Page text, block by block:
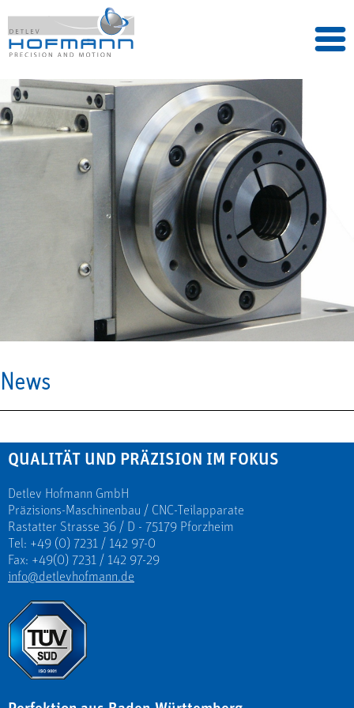
News
QUALITÄT UND PRÄZISION IM FOKUS
Detlev Hofmann GmbH
Präzisions-Maschinenbau / CNC-Teilapparate
Rastatter Strasse 36 / D - 75179 Pforzheim
Tel: +49 (0) 7231 / 142 97-0
Fax: +49(0) 7231 / 142 97-29
info@detlevhofmann.de